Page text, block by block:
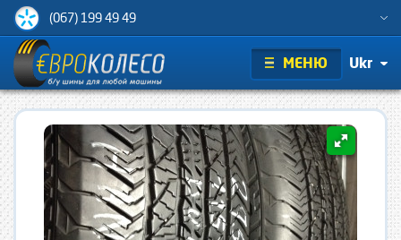
(067) 199 49 49
МЕНЮ Ukr